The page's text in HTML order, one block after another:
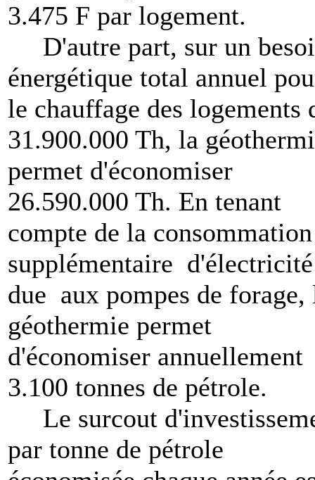
3.475 F par logement.
D'autre part, sur un
énergétique total annuel
le chauffage des logements
31.900.000 Th, la
permet d'économiser
26.590.000 Th. En tenant
compte de la consommation
supplémentaire d'électricité
due aux pompes de forage,
géothermie permet
d'économiser annuellement
3.100 tonnes de pétrole.
Le surcout
par tonne de pétrole